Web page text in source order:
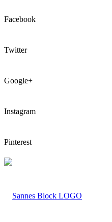
Facebook
Twitter
Google+
Instagram
Pinterest
LOGO